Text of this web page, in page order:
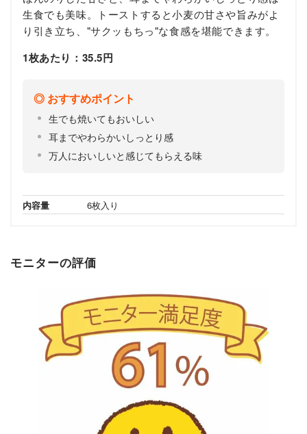
生食でも美味。トーストすると小麦の甘さや旨みがよ
り引き立ち、"サクッもちっ"な食感を堪能できます。
1枚あたり：35.5円
おすすめポイント
生でも焼いてもおいしい
耳までやわらかいしっとり感
万人においしいと感じてもらえる味
内容量 6枚入り
モニターの評価